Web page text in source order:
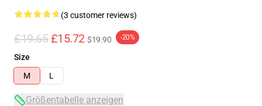
(3 customer reviews)
£19.65 £15.72 $19.90 -20%
Size
M
L
Größentabelle anzeigen